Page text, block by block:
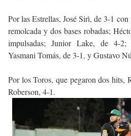
Por las Estrellas, José Sirì, de 3-1
remolcada y dos bases robadas;
impulsadas; Junior Lake, de 4-
Yasmani Tomás, de 3-1, y Gustavo
Por los Toros, que pegaron dos hits,
Roberson, 4-1.